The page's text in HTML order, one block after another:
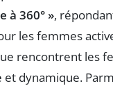
à 360° »,
les femmes
rencontrent les
et dynamique.